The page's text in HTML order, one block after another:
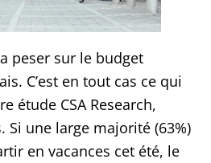
peser sur le budget
C’est en tout cas ce qui
étude CSA Research,
Si une large majorité (63%)
en vacances cet été, le